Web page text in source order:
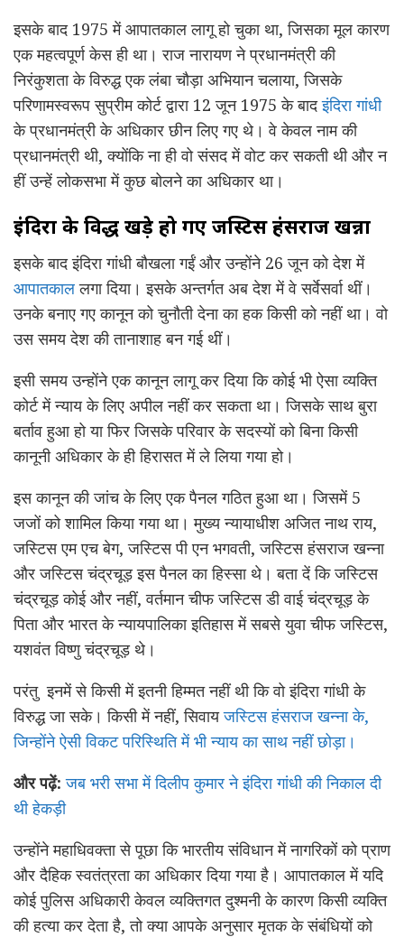
इसके बाद 1975 में आपातकाल लागू हो चुका था, जिसका मूल कारण
एक महत्वपूर्ण केस ही था। राज नारायण ने प्रधानमंत्री की
निरंकुशता के विरुद्ध एक लंबा चौड़ा अभियान चलाया, जिसके
परिणामस्वरूप सुप्रीम कोर्ट द्वारा 12 जून 1975 के बादइंदिरा गांधी
के प्रधानमंत्री के अधिकार छीन लिए गए थे। वे केवल नाम की
प्रधानमंत्री थी, क्योंकि ना ही वो संसद में वोट कर सकती थी और न
हीं उन्हें लोकसभा में कुछ बोलने का अधिकार था।
इंदिरा के विरुद्ध खड़े हो गए जस्टिस हंसराज खन्ना
इसके बाद इंदिरा गांधी बौखला गईं और उन्होंने 26 जून को देश में
आपातकाललगा दिया। इसके अन्तर्गत अब देश में वे सर्वेसर्वा थीं।
उनके बनाए गए कानून को चुनौती देना का हक किसी को नहीं था। वो
उस समय देश की तानाशाह बन गई थीं।
इसी समय उन्होंने एक कानून लागू कर दिया कि कोई भी ऐसा व्यक्ति
कोर्ट में न्याय के लिए अपील नहीं कर सकता था। जिसके साथ बुरा
बर्ताव हुआ हो या फिर जिसके परिवार के सदस्यों को बिना किसी
कानूनी अधिकार के ही हिरासत में ले लिया गया हो।
इस कानून की जांच के लिए एक पैनल गठित हुआ था। जिसमें 5
जजों को शामिल किया गया था। मुख्य न्यायाधीश अजित नाथ राय,
जस्टिस एम एच बेग, जस्टिस पी एन भगवती, जस्टिस हंसराज खन्ना
और जस्टिस चंद्रचूड़ इस पैनल का हिस्सा थे। बता दें कि जस्टिस
चंद्रचूड़ कोई और नहीं, वर्तमान चीफ जस्टिस डी वाई चंद्रचूड़ के
पिता और भारत के न्यायपालिका इतिहास में सबसे युवा चीफ जस्टिस,
यशवंत विष्णु चंद्रचूड़ थे।
परंतु इनमें से किसी में इतनी हिम्मत नहीं थी कि वो इंदिरा गांधी के
विरुद्ध जा सके। किसी में नहीं, सिवायजस्टिस हंसराज खन्ना के,
जिन्होंने ऐसी विकट परिस्थिति में भी न्याय का साथ नहीं छोड़ा।
और पढ़ें:जब भरी सभा में दिलीप कुमार ने इंदिरा गांधी की निकाल दी
थी हेकड़ी
उन्होंने महाधिवक्ता से पूछा कि भारतीय संविधान में नागरिकों को प्राण
और दैहिक स्वतंत्रता का अधिकार दिया गया है। आपातकाल में यदि
कोई पुलिस अधिकारी केवल व्यक्तिगत दुश्मनी के कारण किसी व्यक्ति
की हत्या कर देता है, तो क्या आपके अनुसार मृतक के संबंधियों को